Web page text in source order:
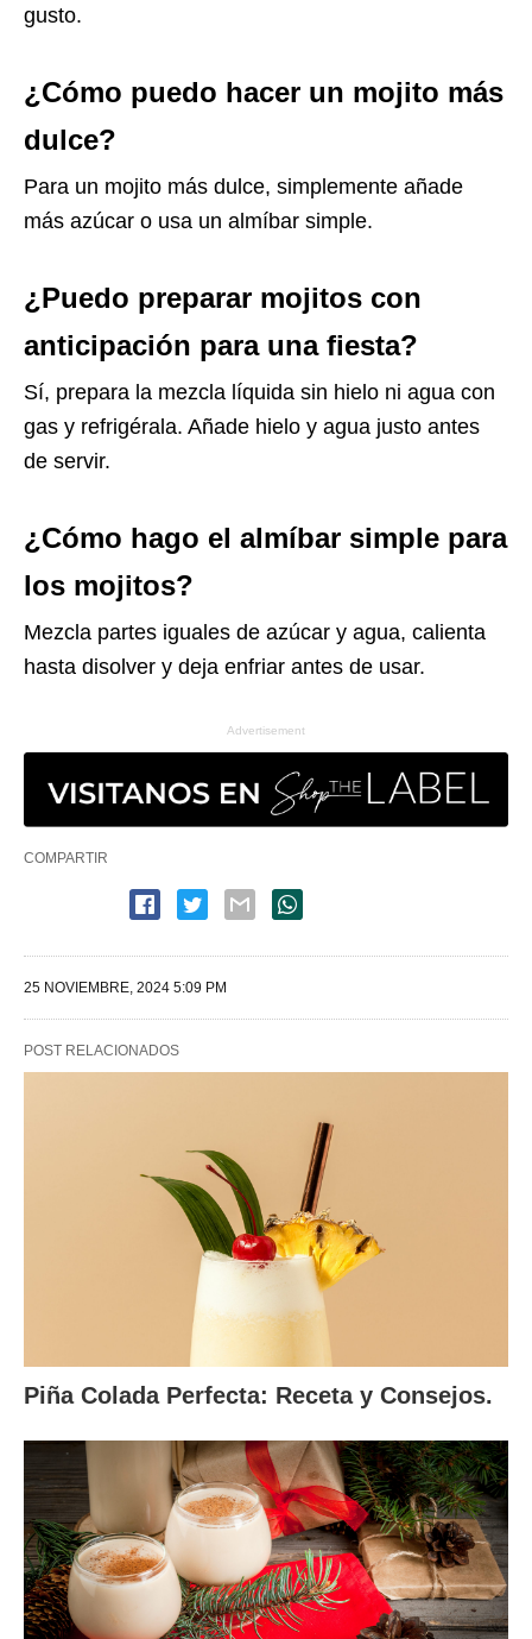
gusto.
¿Cómo puedo hacer un mojito más
dulce?
Para un mojito más dulce, simplemente añade
más azúcar o usa un almíbar simple.
¿Puedo preparar mojitos con
anticipación para una fiesta?
Sí, prepara la mezcla líquida sin hielo ni agua con
gas y refrigérala. Añade hielo y agua justo antes
de servir.
¿Cómo hago el almíbar simple para
los mojitos?
Mezcla partes iguales de azúcar y agua, calienta
hasta disolver y deja enfriar antes de usar.
Advertisement
COMPARTIR
25 NOVIEMBRE, 2024 5:09 PM
POST RELACIONADOS
Piña Colada Perfecta: Receta y Consejos.